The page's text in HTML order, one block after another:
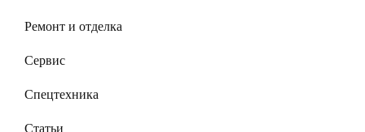
Ремонт и отделка
Сервис
Спецтехника
Статьи